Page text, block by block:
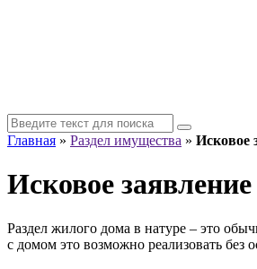
Главная » Раздел имущества » Исковое
Исковое
Раздел жилого дома в натуре – это
с домом это возможно реализовать